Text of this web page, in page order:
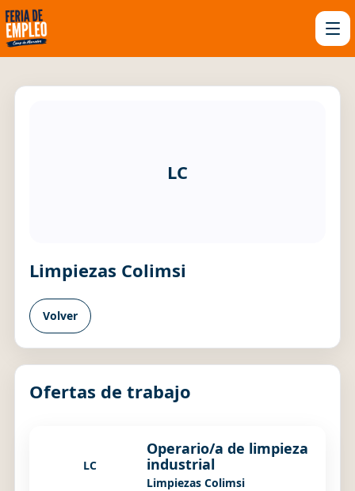
LC
Limpiezas Colimsi
Volver
Ofertas de trabajo
LC
Operario/a de limpieza
industrial
Limpiezas Colimsi